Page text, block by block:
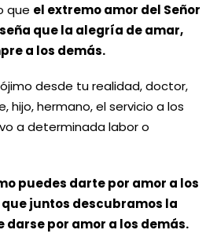
que el extremo amor del Señor
que la alegría de amar,
a los demás.
desde tu realidad, doctor,
hijo, hermano, el servicio a los
a determinada labor o
puedes darte por amor a los
juntos descubramos la
darse por amor a los demás.